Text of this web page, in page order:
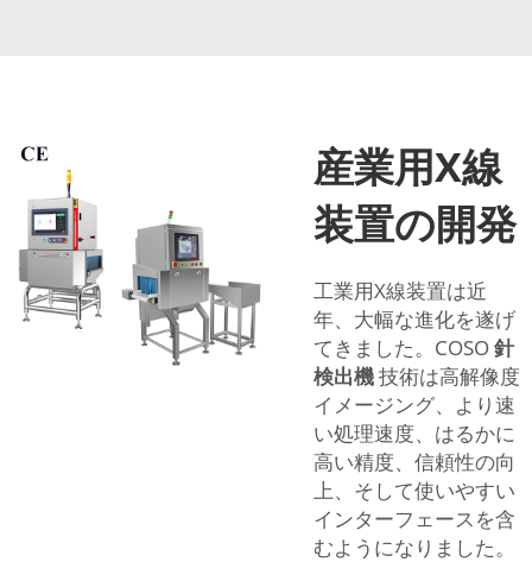
産業用X線
装置の開発
工業用X線装置は近
年、大幅な進化を遂げ
てきました。COSO針
検出機技術は高解像度
イメージング、より速
い処理速度、はるかに
高い精度、信頼性の向
上、そして使いやすい
インターフェースを含
むようになりました。